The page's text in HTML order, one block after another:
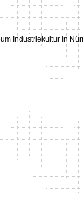
Industriekultur in